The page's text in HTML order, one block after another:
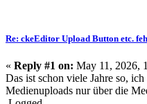
Re: ckeEditor Upload Button etc.
« Reply #1 on: May 11, 2026,
Das ist schon viele Jahre so,
Medienuploads nur über die